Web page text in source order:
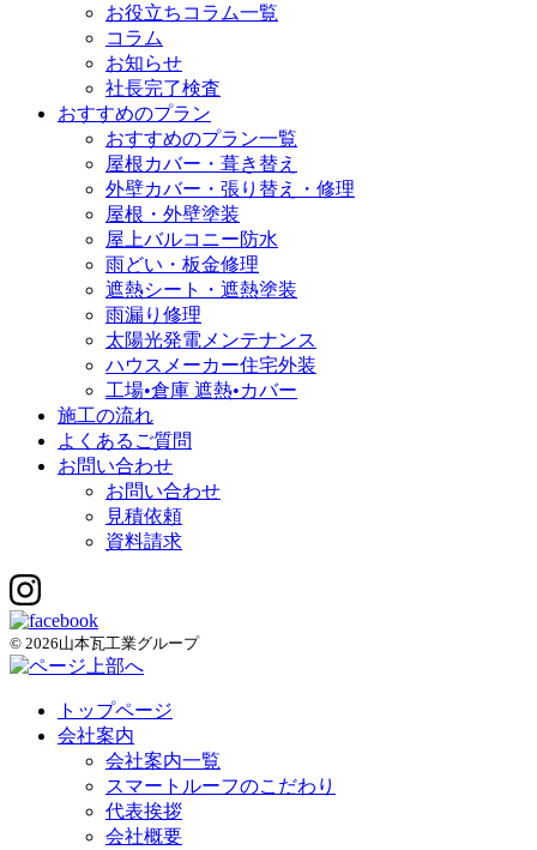
お役立ちコラム一覧
コラム
お知らせ
社長完了検査
おすすめのプラン
おすすめのプラン一覧
屋根カバー・葺き替え
外壁カバー・張り替え・修理
屋根・外壁塗装
屋上バルコニー防水
雨どい・板金修理
遮熱シート・遮熱塗装
雨漏り修理
太陽光発電メンテナンス
ハウスメーカー住宅外装
工場•倉庫 遮熱•カバー
施工の流れ
よくあるご質問
お問い合わせ
お問い合わせ
見積依頼
資料請求
© 2026山本瓦工業グループ
トップページ
会社案内
会社案内一覧
スマートルーフのこだわり
代表挨拶
会社概要